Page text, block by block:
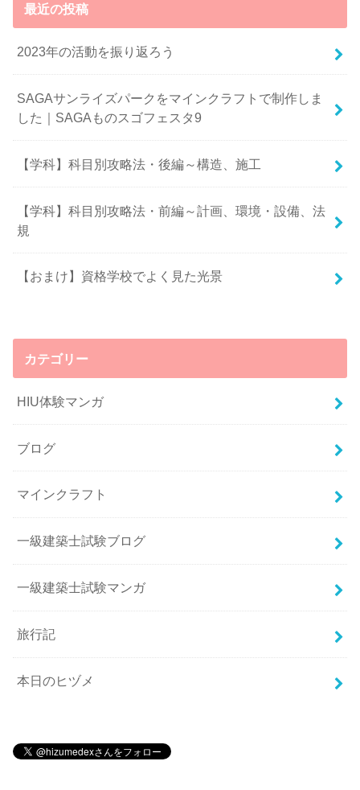
最近の投稿
2023年の活動を振り返ろう
SAGAサンライズパークをマインクラフトで制作しま
した｜SAGAものスゴフェスタ9
【学科】科目別攻略法・後編～構造、施工
【学科】科目別攻略法・前編～計画、環境・設備、法
規
【おまけ】資格学校でよく見た光景
カテゴリー
HIU体験マンガ
ブログ
マインクラフト
一級建築士試験ブログ
一級建築士試験マンガ
旅行記
本日のヒヅメ